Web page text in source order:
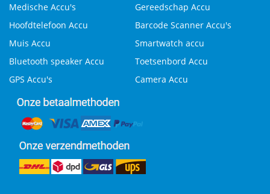
Medische Accu's
Gereedschap Accu
Hoofdtelefoon Accu
Barcode Scanner Accu's
Muis Accu
Smartwatch accu
Bluetooth speaker Accu
Toetsenbord Accu
GPS Accu's
Camera Accu